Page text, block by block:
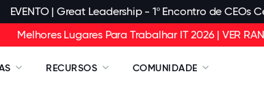
EVENTO | Great Leadership - 1º Encontro de CEOs
Melhores Lugares Para Trabalhar IT 2026 | VER
RECURSOS COMUNIDADE